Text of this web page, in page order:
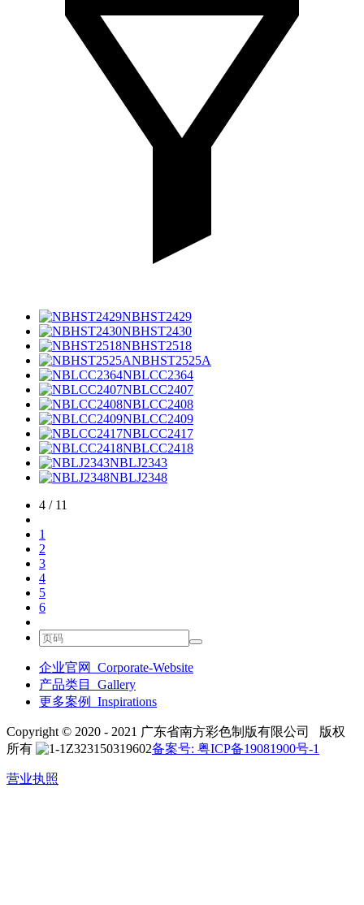
NBHST2429
NBHST2430
NBHST2518
NBHST2525A
NBLCC2364
NBLCC2407
NBLCC2408
NBLCC2409
NBLCC2417
NBLCC2418
NBLJ2343
NBLJ2348
4 / 11
1
2
3
4
5
6
企业官网_Corporate-Website
产品类目_Gallery
更多案例_Inspirations
Copyright © 2020 - 2021 广东省南方彩色制版有限公司 版权
所有
备案号: 粤ICP备19081900号-1
营业执照